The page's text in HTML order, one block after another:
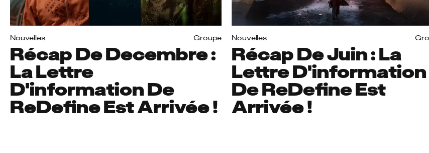
Nouvelles Groupe
Récap De Decembre :
La Lettre
D'information De
ReDefine Est Arrivée !
Nouvelles
Récap De Juin : La
Lettre D'information
De ReDefine Est
Arrivée !